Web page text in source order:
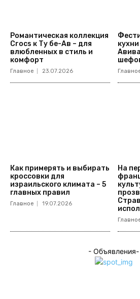
Романтическая коллекция
Crocs к Ту бе-Ав – для
влюбленных в стиль и
комфорт
Главное 23.07.2026
Как примерять и выбирать
кроссовки для
израильского климата – 5
главных правил
Главное 19.07.2026
На
- Объявления-